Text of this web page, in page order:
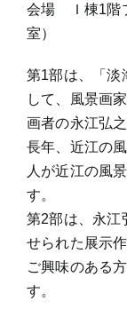
会場 Ｉ棟1階
室）
第1部は、「淡
して、風景画
画者の永江弘
長年、近江の
人が近江の風
す。
第2部は、永江
せられた展示
ご興味のある
す。